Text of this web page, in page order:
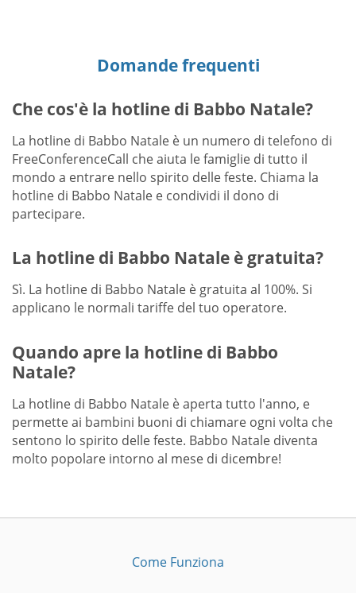
Domande frequenti
Che cos'è la hotline di Babbo Natale?
La hotline di Babbo Natale è un numero di telefono di
FreeConferenceCall che aiuta le famiglie di tutto il
mondo a entrare nello spirito delle feste. Chiama la
hotline di Babbo Natale e condividi il dono di
partecipare.
La hotline di Babbo Natale è gratuita?
Sì. La hotline di Babbo Natale è gratuita al 100%. Si
applicano le normali tariffe del tuo operatore.
Quando apre la hotline di Babbo
Natale?
La hotline di Babbo Natale è aperta tutto l'anno, e
permette ai bambini buoni di chiamare ogni volta che
sentono lo spirito delle feste. Babbo Natale diventa
molto popolare intorno al mese di dicembre!
Come Funziona